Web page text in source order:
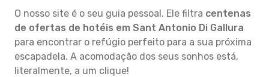
O nosso site é o seu guia pessoal. Ele filtra centenas
de ofertas de hotéis em Sant Antonio Di Gallura
para encontrar o refúgio perfeito para a sua próxima
escapadela. A acomodação dos seus sonhos está,
literalmente, a um clique!